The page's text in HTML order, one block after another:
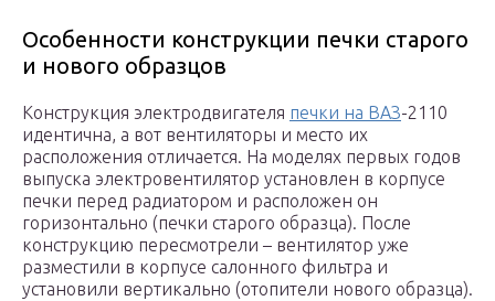
Особенности конструкции печки старого
и нового образцов
Конструкция электродвигателя печки на ВАЗ-2110
идентична, а вот вентиляторы и место их
расположения отличается. На моделях первых годов
выпуска электровентилятор установлен в корпусе
печки перед радиатором и расположен он
горизонтально (печки старого образца). После
конструкцию пересмотрели – вентилятор уже
разместили в корпусе салонного фильтра и
установили вертикально (отопители нового образца).